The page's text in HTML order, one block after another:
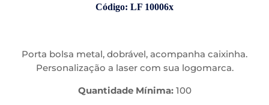
Código: LF 10006x
Porta bolsa metal, dobrável, acompanha caixinha.
Personalização a laser com sua logomarca.
Quantidade Mínima:100